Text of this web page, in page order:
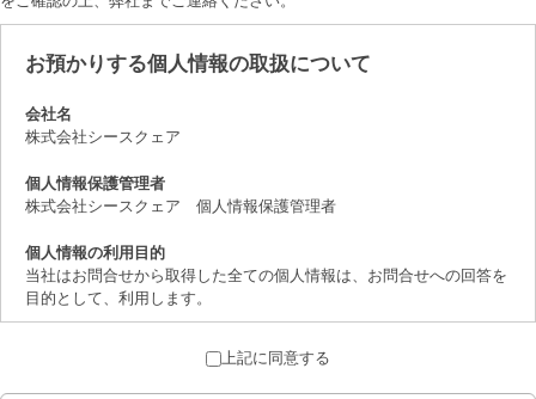
お預かりする個人情報の取扱について
会社名
株式会社シースクェア
個人情報保護管理者
株式会社シースクェア 個人情報保護管理者
個人情報の利用目的
当社はお問合せから取得した全ての個人情報は、お問合せへの回答を
目的として、利用します。
取得した個人情報は、法律上許されている場合を除き、ご本人の了解
を得ることなく第三者に提供することはありません。
上記に同意する